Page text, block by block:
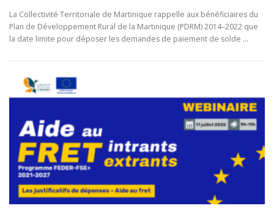
La Collectivité Territoriale de Martinique rappelle aux bénéficiaires du
Plan de Développement Rural de la Martinique (PDRM) 2014–2022 que
la date limite pour déposer les demandes de paiement de solde …